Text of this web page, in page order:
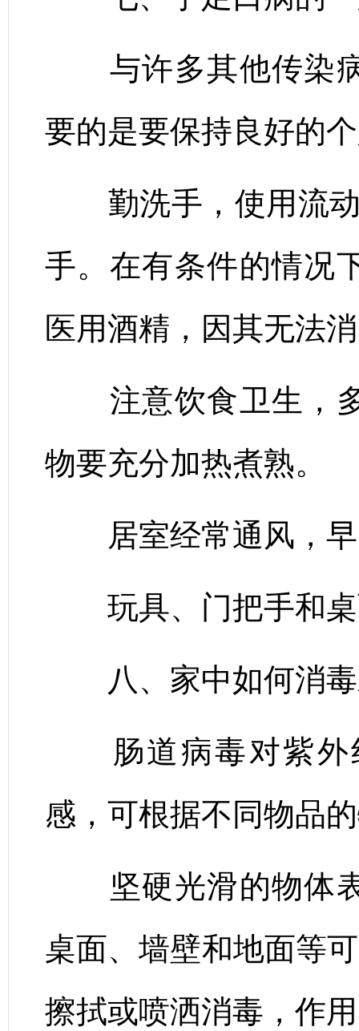
与许多其他传染病
要的是要保持良好的
勤洗手，使用流动
手。在有条件的情况
医用酒精，因其无法
注意饮食卫生，多
物要充分加热煮熟。
居室经常通风，早
玩具、门把手和桌
八、家中如何消毒
肠道病毒对紫外
感，可根据不同物品
坚硬光滑的物体表
桌面、墙壁和地面等
擦拭或喷洒消毒，作